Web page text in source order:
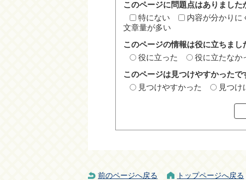
このページに問題点はありました
特にない
内容が分かりに
文章量が多い
このページの情報は役に立ちまし
役に立った
役に立たなか
このページは見つけやすかったで
見つけやすかった
見つけ
前のページへ戻る トップページへ戻る